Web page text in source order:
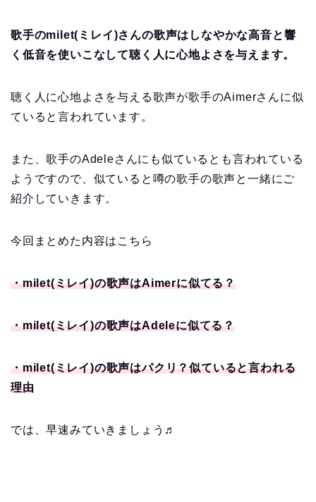
歌手のmilet(ミレイ)さんの歌声はしなやかな高音と響
く低音を使いこなして聴く人に心地よさを与えます。
聴く人に心地よさを与える歌声が歌手のAimerさんに似
ていると言われています。
また、歌手のAdeleさんにも似ているとも言われている
ようですので、似ていると噂の歌手の歌声と一緒にご
紹介していきます。
今回まとめた内容はこちら
・milet(ミレイ)の歌声はAimerに似てる？
・milet(ミレイ)の歌声はAdeleに似てる？
・milet(ミレイ)の歌声はパクリ？似ていると言われる
理由
では、早速みていきましょう♬